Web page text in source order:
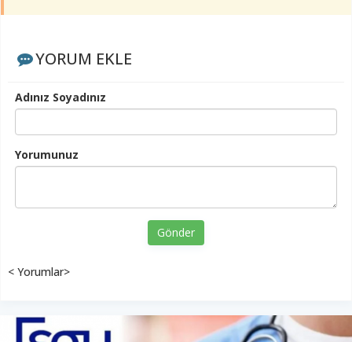
YORUM EKLE
Adınız Soyadınız
Yorumunuz
Gönder
< Yorumlar>